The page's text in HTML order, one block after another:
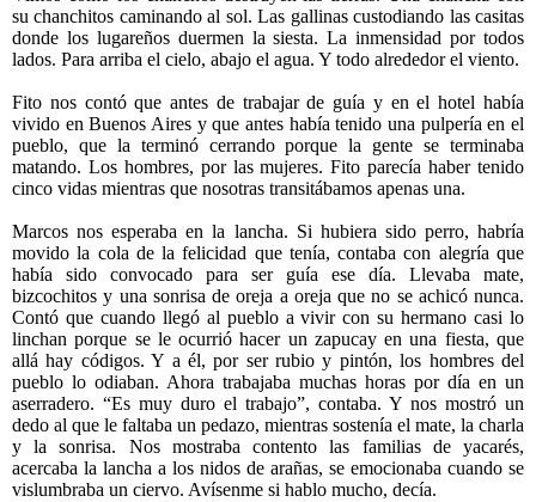
su chanchitos caminando al sol. Las gallinas custodiando las casitas
donde los lugareños duermen la siesta. La inmensidad por todos
lados. Para arriba el cielo, abajo el agua. Y todo alrededor el viento.
Fito nos contó que antes de trabajar de guía y en el hotel había
vivido en Buenos Aires y que antes había tenido una pulpería en el
pueblo, que la terminó cerrando porque la gente se terminaba
matando. Los hombres, por las mujeres. Fito parecía haber tenido
cinco vidas mientras que nosotras transitábamos apenas una.
Marcos nos esperaba en la lancha. Si hubiera sido perro, habría
movido la cola de la felicidad que tenía, contaba con alegría que
había sido convocado para ser guía ese día. Llevaba mate,
bizcochitos y una sonrisa de oreja a oreja que no se achicó nunca.
Contó que cuando llegó al pueblo a vivir con su hermano casi lo
linchan porque se le ocurrió hacer un zapucay en una fiesta, que
allá hay códigos. Y a él, por ser rubio y pintón, los hombres del
pueblo lo odiaban. Ahora trabajaba muchas horas por día en un
aserradero. “Es muy duro el trabajo”, contaba. Y nos mostró un
dedo al que le faltaba un pedazo, mientras sostenía el mate, la charla
y la sonrisa. Nos mostraba contento las familias de yacarés,
acercaba la lancha a los nidos de arañas, se emocionaba cuando se
vislumbraba un ciervo. Avísenme si hablo mucho, decía.